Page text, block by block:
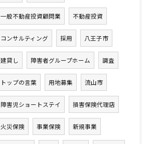
一般不動産投資顧問業 不動産投資
コンサルティング 採用 八王子市
建貸し 障害者グループホーム 調査
トップの言葉 用地募集 流山市
障害児ショートステイ 損害保険代理店
火災保険 事業保険 新規事業